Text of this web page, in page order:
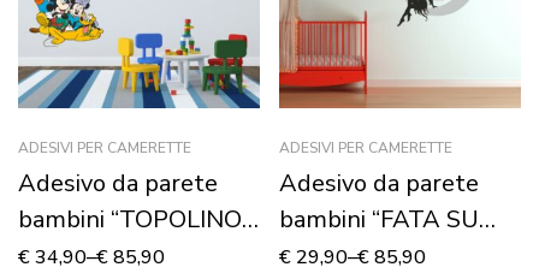
ADESIVI PER CAMERETTE
Adesivo da parete
bambini “TOPOLINO I
SUOI AMICI” –
€34,90–€85,90
ADESIVI PER CAMERETTE
Adesivo da parete
bambini “FATA SU
LUNA” – Adesivo
€ 29,90–€85,90